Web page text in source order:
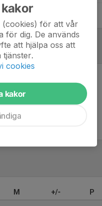
M +/- P
(cookies) för att vår
för dig. De används
att hjälpa oss att
cookies
kakor